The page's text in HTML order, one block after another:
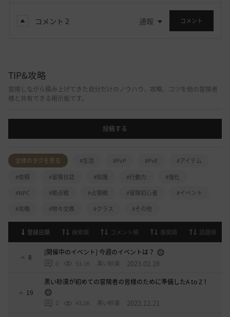
コメント 2 通報 コメント
TIP&攻略
冒険しながら積み上げてきた自分だけのノウハウ、攻略、コツを他の冒険者
様と共有できる掲示板です。
投稿する
全体のタグを見る #生活 #PvP #PvE
#アイテム
#依頼
#冒険日誌 #知識 #行動力
#強化
#NPC
#拠点戦 #占領戦 #冒険初心者
#イベント
#攻略
#物々交換 #クラス #その他
登録日順 検索順 コメント順 推奨順 話題順
8
[開催中のイベント] 今週のイベントは？
0 53.1K 黒い砂漠 2023.02.28
19
黒い砂漠が初めての冒険者の皆様のために準備したA to Z！
2 43.2K 黒い砂漠 2022.12.21